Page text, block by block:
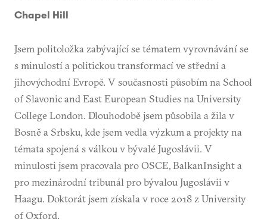
Chapel Hill
Jsem politoložka zabývající se tématem vyrovnávání se
s minulostí a politickou transformací ve střední a
jihovýchodní Evropě. V současnosti působím na School
of Slavonic and East European Studies na University
College London. Dlouhodobě jsem působila a žila v
Bosně a Srbsku, kde jsem vedla výzkum a projekty na
témata spojená s válkou v bývalé Jugoslávii. V
minulosti jsem pracovala pro OSCE, BalkanInsight a
pro mezinárodní tribunál pro bývalou Jugoslávii v
Haagu. Doktorát jsem získala v roce 2018 z University
of Oxford.